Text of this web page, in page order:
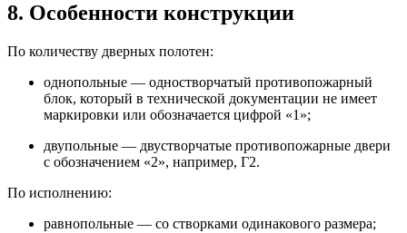
8. Особенности конструкции
По количеству дверных полотен:
однопольные — одностворчатый противопожарный
блок, который в технической документации не имеет
маркировки или обозначается цифрой «1»;
двупольные — двустворчатые противопожарные двери
с обозначением «2», например, Г2.
По исполнению:
равнопольные — со створками одинакового размера;